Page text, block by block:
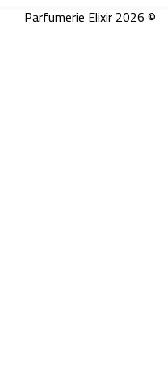
© 2026 Parfumerie Elixir